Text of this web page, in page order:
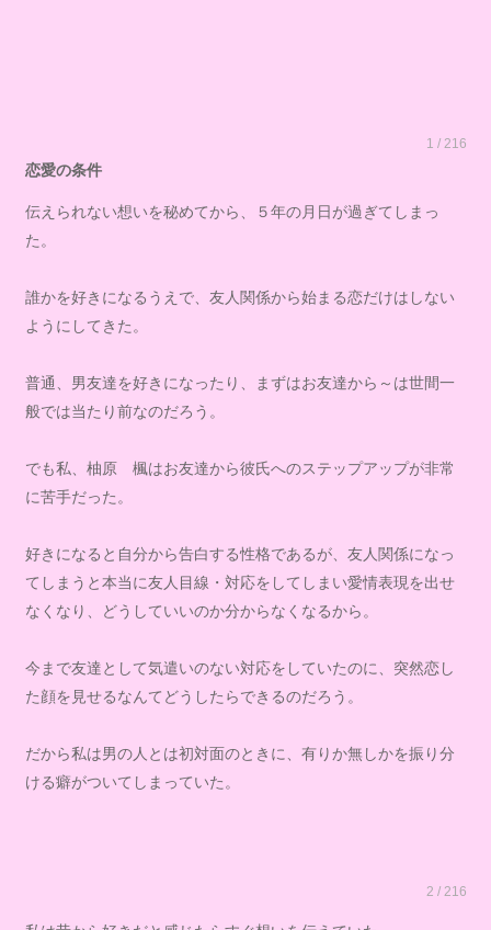
1 / 216
恋愛の条件
伝えられない想いを秘めてから、５年の月日が過ぎてしまっ
た。
誰かを好きになるうえで、友人関係から始まる恋だけはしない
ようにしてきた。
普通、男友達を好きになったり、まずはお友達から～は世間一
般では当たり前なのだろう。
でも私、柚原 楓はお友達から彼氏へのステップアップが非常
に苦手だった。
好きになると自分から告白する性格であるが、友人関係になっ
てしまうと本当に友人目線・対応をしてしまい愛情表現を出せ
なくなり、どうしていいのか分からなくなるから。
今まで友達として気遣いのない対応をしていたのに、突然恋し
た顔を見せるなんてどうしたらできるのだろう。
だから私は男の人とは初対面のときに、有りか無しかを振り分
ける癖がついてしまっていた。
2 / 216